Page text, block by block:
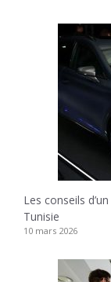
Les conseils
Tunisie
10 mars 2026